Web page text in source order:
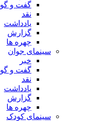
گفت و گو
نقد
یادداشت
گزارش
چهره ها
سینمای جوان
خبر
گفت و گو
نقد
یادداشت
گزارش
چهره ها
سینمای کودک